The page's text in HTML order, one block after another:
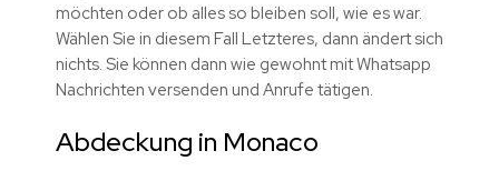
möchten oder ob alles so bleiben soll, wie es war.
Wählen Sie in diesem Fall Letzteres, dann ändert sich
nichts. Sie können dann wie gewohnt mit Whatsapp
Nachrichten versenden und Anrufe tätigen.
Abdeckung in Monaco